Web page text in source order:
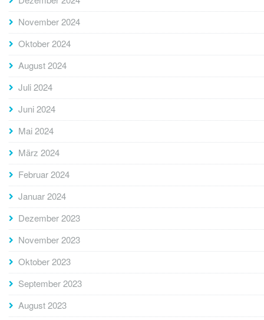
November 2024
Oktober 2024
August 2024
Juli 2024
Juni 2024
Mai 2024
März 2024
Februar 2024
Januar 2024
Dezember 2023
November 2023
Oktober 2023
September 2023
August 2023